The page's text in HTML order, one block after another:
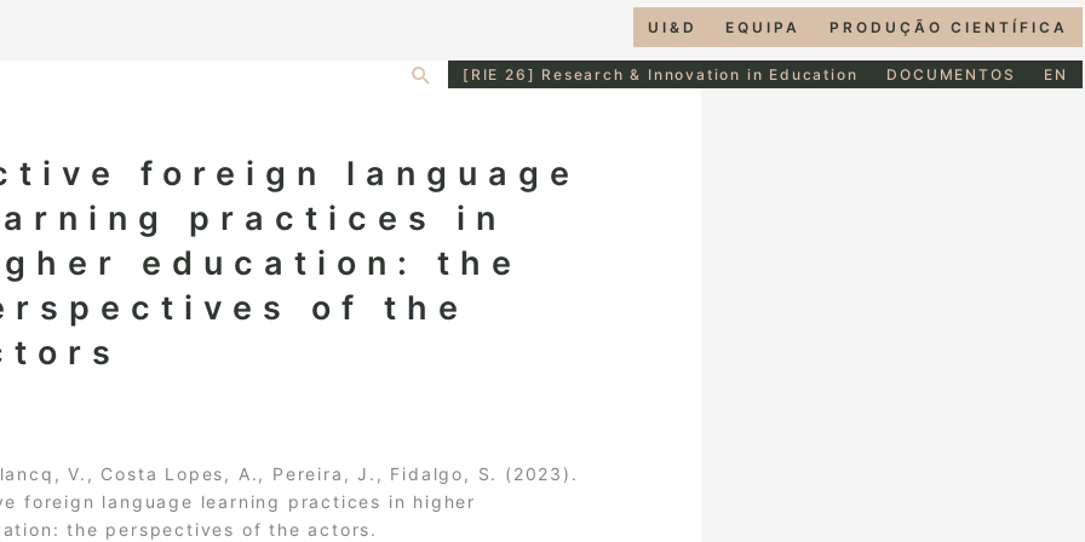
UI&D EQUIPA PRODUÇÃO CIENTÍFICA
Search[RIE 26] Research & Innovation in Education DOCUMENTOS EN
foreign language
practices in
education: the
of the
V., Costa Lopes, A., Pereira, J., Fidalgo, S. (2023).
foreign language learning practices in higher
the perspectives of the actors.